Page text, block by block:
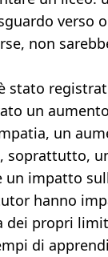
verso
non
stato
un
un
soprattutto,
un impatto
hanno
dei propri
di